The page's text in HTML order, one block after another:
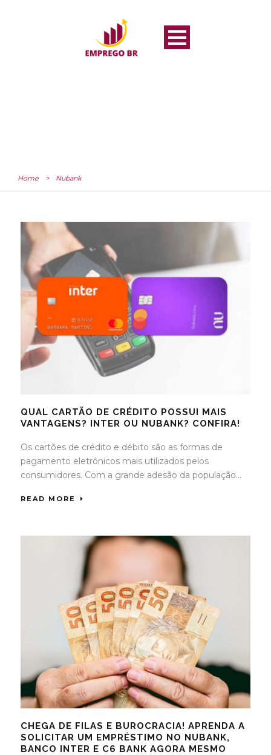
Home > Nubank
QUAL CARTÃO DE CRÉDITO POSSUI MAIS
VANTAGENS? INTER OU NUBANK? CONFIRA!
Os cartões de crédito e débito são as formas de
pagamento eletrônicos mais utilizados pelos
consumidores. Com a grande adesão da população...
READ MORE
CHEGA DE FILAS E BUROCRACIA! APRENDA A
SOLICITAR UM EMPRÉSTIMO NO NUBANK,
BANCO INTER E C6 BANK AGORA MESMO